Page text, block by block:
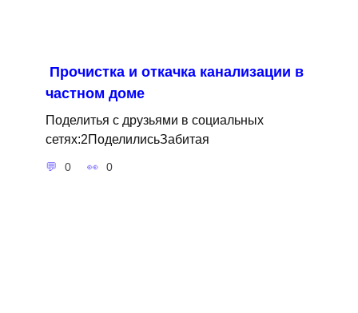
Прочистка и откачка канализации в
частном доме
Поделитья с друзьями в социальных
сетях:2ПоделилисьЗабитая
0 0